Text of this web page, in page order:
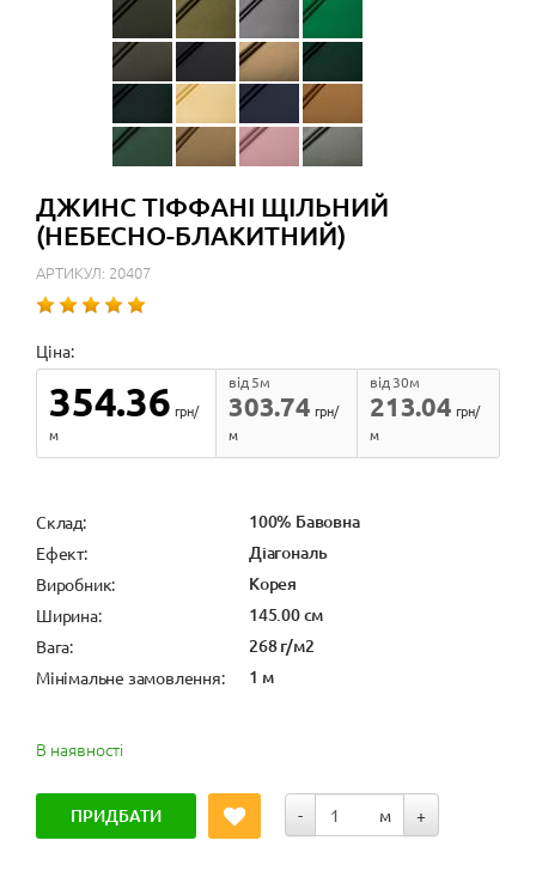
ДЖИНС ТІФФАНІ ЩІЛЬНИЙ
(НЕБЕСНО-БЛАКИТНИЙ)
АРТИКУЛ: 20407
Ціна:
354.36 грн/
м
303.74
від 5м
грн/
м
213.04
від 30м
грн/
м
Cклад: 100% Бавовна
Ефект: Діагональ
Виробник: Корея
Ширина: 145.00 см
Вага: 268 г/м2
Мінімальне замовлення: 1 м
В наявності
ПРИДБАТИ - м +